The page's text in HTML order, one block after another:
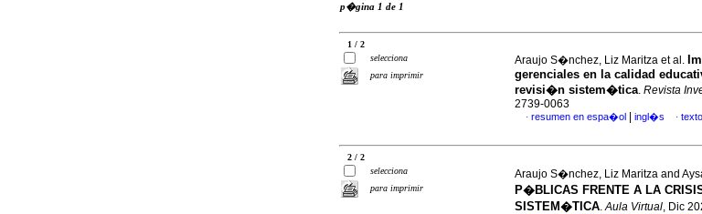
p�gina 1 de 1
1 / 2
selecciona
para imprimir
Araujo S�nchez, Liz Maritza et al.
gerenciales en la calidad
revisi�n sistem�tica. Revista
2739-0063
· resumen en espa�ol ingl�s ·
2 / 2
selecciona
para imprimir
Araujo S�nchez, Liz Maritza and
P�BLICAS FRENTE A LA
SISTEM�TICA.Aula Virtual, Dic